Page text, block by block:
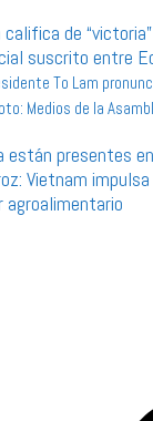
de
suscrito entre
están presentes
Vietnam